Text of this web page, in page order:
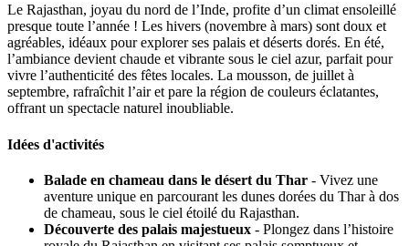
Le Rajasthan, joyau du nord de l’Inde, profite d’un climat ensoleillé
presque toute l’année ! Les hivers (novembre à mars) sont doux et
agréables, idéaux pour explorer ses palais et déserts dorés. En été,
l’ambiance devient chaude et vibrante sous le ciel azur, parfait pour
vivre l’authenticité des fêtes locales. La mousson, de juillet à
septembre, rafraîchit l’air et pare la région de couleurs éclatantes,
offrant un spectacle naturel inoubliable.
Idées d'activités
Balade en chameau dans le désert du Thar - Vivez une
aventure unique en parcourant les dunes dorées du Thar à dos
de chameau, sous le ciel étoilé du Rajasthan.
Découverte des palais majestueux - Plongez dans l’histoire